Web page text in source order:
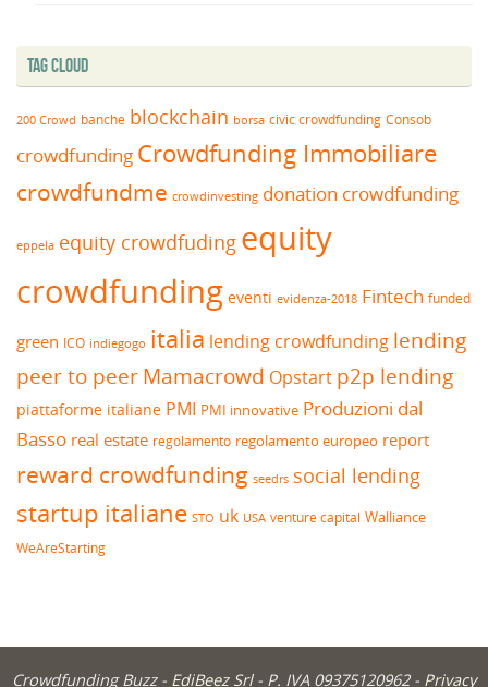
Tag Cloud
200 Crowd banche blockchain borsa civic crowdfunding Consob
crowdfunding Crowdfunding Immobiliare
crowdfundme crowdinvesting donation crowdfunding
eppela equity crowdfuding equity
crowdfunding eventi evidenza-2018 Fintech funded
green ICO indiegogo italia lending crowdfunding lending
peer to peerMamacrowd Opstart p2p lending
piattaforme italiane PMI PMI innovative Produzioni dal
Basso real estate regolamento regolamento europeo report
reward crowdfunding seedrs social lending
startup italiane STO uk USA venture capital Walliance
WeAreStarting
Crowdfunding Buzz - EdiBeez Srl - P. IVA 09375120962 - Privacy